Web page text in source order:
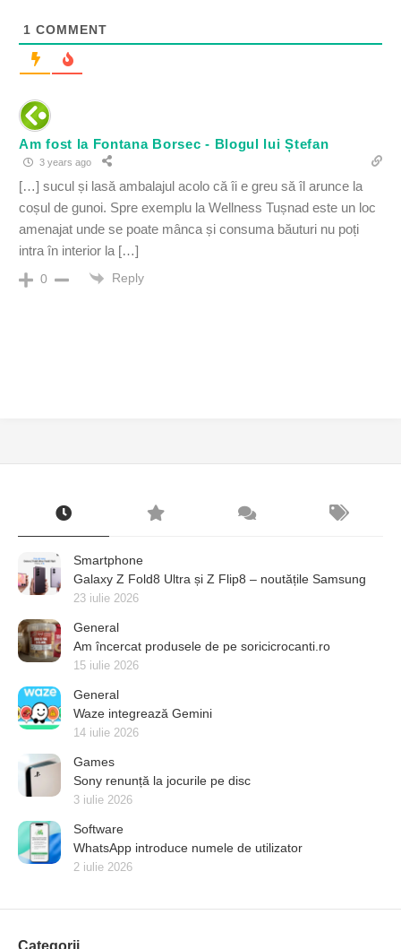
1 COMMENT
Am fost la Fontana Borsec - Blogul lui Ștefan
3 years ago
[…] sucul și lasă ambalajul acolo că îi e greu să îl arunce la
coșul de gunoi. Spre exemplu la Wellness Tușnad este un loc
amenajat unde se poate mânca și consuma băuturi nu poți
intra în interior la […]
0 Reply
Smartphone
Galaxy Z Fold8 Ultra și Z Flip8 – noutățile Samsung
23 iulie 2026
General
Am încercat produsele de pe soricicrocanti.ro
15 iulie 2026
General
Waze integrează Gemini
14 iulie 2026
Games
Sony renunță la jocurile pe disc
3 iulie 2026
Software
WhatsApp introduce numele de utilizator
2 iulie 2026